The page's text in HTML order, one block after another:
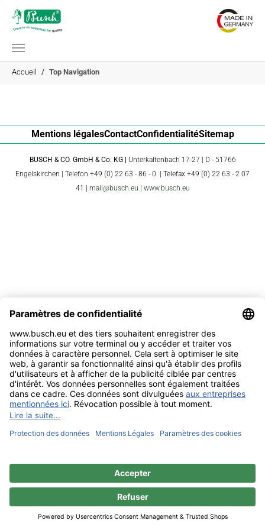
Aller au contenu principal
Vous êtes ici:
Accueil
Top Navigation
Mentions légalesContactConfidentialitéSitemap
BUSCH & CO. GmbH & Co. KG |
Unterkaltenbach 17-27 | D - 51766
Engelskirchen | Telefon +49 (0) 22 63 - 86 - 0 | Telefax +49 (0) 22 63 - 2 07
41 | mail@busch.eu www.busch.eu